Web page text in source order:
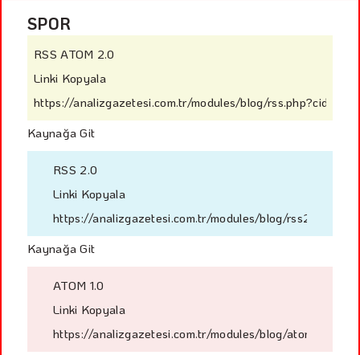
SPOR
RSS ATOM 2.0
Linki Kopyala
https://analizgazetesi.com.tr/modules/blog/rss.php?cid=42
Kaynağa Git
RSS 2.0
Linki Kopyala
https://analizgazetesi.com.tr/modules/blog/
Kaynağa Git
ATOM 1.0
Linki Kopyala
https://analizgazetesi.com.tr/modules/blog/